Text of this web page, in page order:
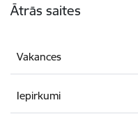
Ātrās saites
Vakances
Iepirkumi